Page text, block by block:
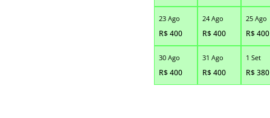
23 Ago
R$400
24 Ago
R$400
25 Ago
R$400
30 Ago
R$400
31 Ago
R$400
1 Set
R$380